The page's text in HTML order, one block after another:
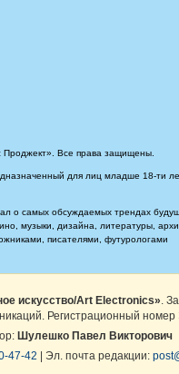
Все права защищены.
для лиц младше 18-ти
о самых обсуждаемых трендах
музыки, дизайна, литературы,
писателями, футурологами
искусство/Art Electronics» .
Регистрационный
Шулешко Павел Викторович
47-42 | Эл. почта редакции: